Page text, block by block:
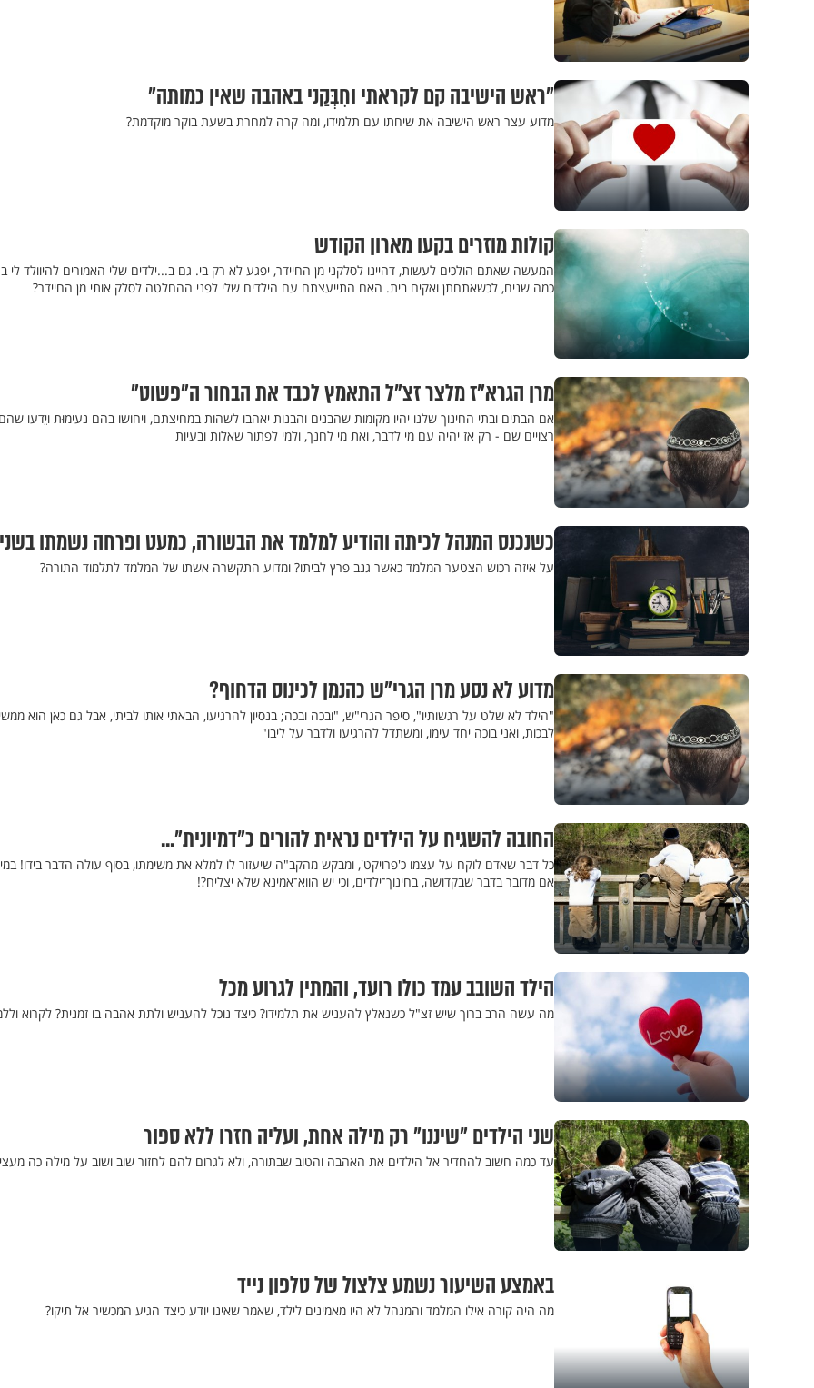
"ראש הישיבה קם לקראתי וחִבְּקַני באהבה שאין כמותה"
מדוע עצר ראש הישיבה את שיחתו עם תלמידו, ומה קרה למחרת בשעת בוקר מוקדמת?
קולות מוזרים בקעו מארון הקודש
המעשה שאתם הולכים לעשות, דהיינו לסלקני מן החיידר, יפגע לא רק בי. גם ב...ילדים שלי האמורים להיוולד לי
כמה שנים, לכשאתחתן ואקים בית. האם התייעצתם עם הילדים שלי לפני ההחלטה לסלק אותי מן החיידר?
מרן הגרא"ז מלצר זצ"ל התאמץ לכבד את הבחור ה"פשוט"
אם הבתים ובתי החינוך שלנו יהיו מקומות שהבנים והבנות יאהבו לשהות במחיצתם, ויחושו בהם נעימוּת ויֵדעו שהם
רצויים שם - רק אז יהיה עם מי לדבר, ואת מי לחנך, ולמי לפתור שאלות ובעיות
כשנכנס המנהל לכיתה והודיע למלמד את הבשורה, כמעט ופרחה נשמתו
על איזה רכוש הצטער המלמד כאשר גנב פרץ לביתו? ומדוע התקשרה אשתו של המלמד לתלמוד התורה?
מדוע לא נסע מרן הגרי"ש כהנמן לכינוס הדחוף?
"הילד לא שלט על רגשותיו", סיפר הגרי"ש, "ובכה ובכה; בנסיון להרגיעו, הבאתי אותו לביתי, אבל גם כאן הוא
לבכות, ואני בוכה יחד עימו, ומשתדל להרגיעו ולדבר על ליבו"
החובה להשגיח על הילדים נראית להורים כ"דמיונית"...
כל דבר שאדם לוקח על עצמו כ'פרויקט', ומבקש מהקב"ה שיעזור לו למלא את משימתו, בסוף עולה הדבר בידו!
אם מדובר בדבר שבקדושה, בחינוך־ילדים, וכי יש הווא־אמינא שלא יצליח?!
הילד השובב עמד כולו רועד, והמתין לגרוע מכל
מה עשה הרב ברוך שיש זצ"ל כשנאלץ להעניש את תלמידו? כיצד נוכל להעניש ולתת אהבה בו זמנית? לקרוא
שני הילדים "שיננו" רק מילה אחת, ועליה חזרו ללא ספור
עד כמה חשוב להחדיר אל הילדים את האהבה והטוב שבתורה, ולא לגרום להם לחזור שוב ושוב על מילה כה
באמצע השיעור נשמע צלצול של טלפון נייד
מה היה קורה אילו המלמד והמנהל לא היו מאמינים לילד, שאמר שאינו יודע כיצד הגיע המכשיר אל תיקו?